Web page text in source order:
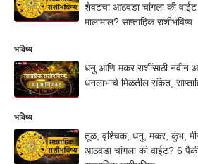
शेवटचा आठवडा चांगला की वाईट
मालामाल? साप्ताहिक राशीभविष्य
भविष्य
धनु आणि मकर राशींसाठी नवीन
धनलाभाचे मिळतील संकेत,
भविष्य
तूळ, वृश्चिक, धनु, मकर, कुंभ, मीन
आठवडा चांगला की वाईट? 6 पैकी